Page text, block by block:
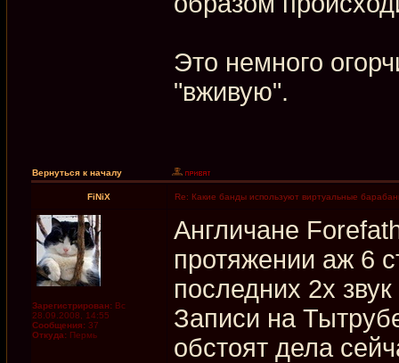
Это немного
"вживую".
Вернуться к началу
FiNiX Re: Какие банды используют виртуальные
Зарегистрирован: Вс
28.09.2008, 14:55
Сообщения: 37
Откуда: Пермь
Англичане
протяжении аж 6
последних 2х
Записи на
обстоят дела